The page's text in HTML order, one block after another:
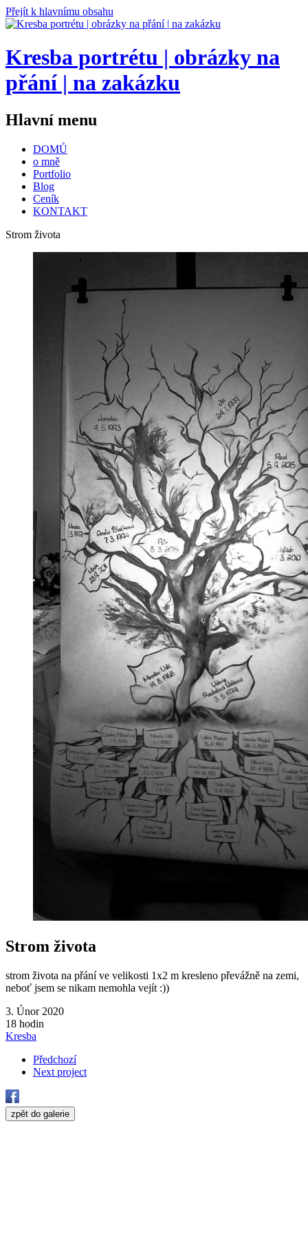
Přejít k hlavnímu obsahu
Kresba portrétu | obrázky na
přání | na zakázku
Hlavní menu
DOMŮ
o mně
Portfolio
Blog
Ceník
KONTAKT
Strom života
Strom života
strom života na přání ve velikosti 1x2 m kresleno převážně na zemi,
neboť jsem se nikam nemohla vejít :))
3. Únor 2020
18 hodin
Kresba
Předchozí
Next project